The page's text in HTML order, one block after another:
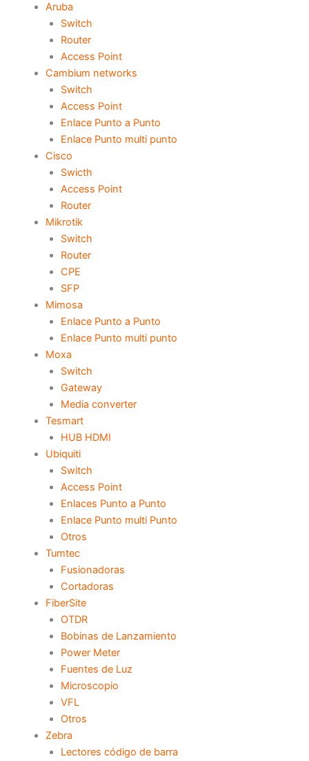
Aruba
Switch
Router
Access Point
Cambium networks
Switch
Access Point
Enlace Punto a Punto
Enlace Punto multi punto
Cisco
Swicth
Access Point
Router
Mikrotik
Switch
Router
CPE
SFP
Mimosa
Enlace Punto a Punto
Enlace Punto multi punto
Moxa
Switch
Gateway
Media converter
Tesmart
HUB HDMI
Ubiquiti
Switch
Access Point
Enlaces Punto a Punto
Enlace Punto multi Punto
Otros
Tumtec
Fusionadoras
Cortadoras
FiberSite
OTDR
Bobinas de Lanzamiento
Power Meter
Fuentes de Luz
Microscopio
VFL
Otros
Zebra
Lectores código de barra